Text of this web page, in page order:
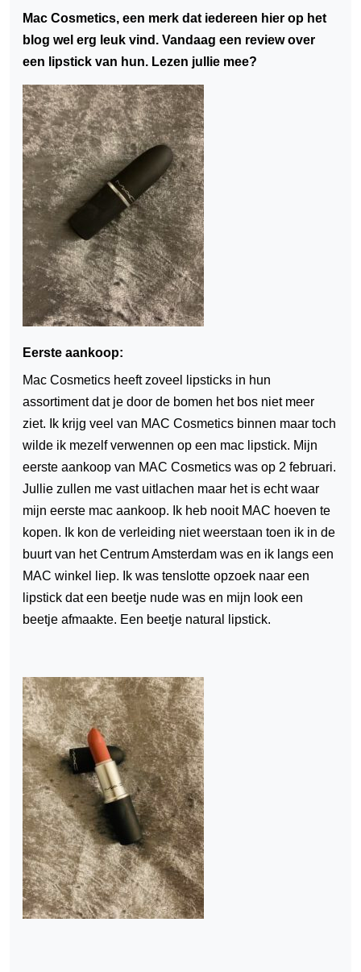
Mac Cosmetics, een merk dat iedereen hier op het
blog wel erg leuk vind. Vandaag een review over
een lipstick van hun. Lezen jullie mee?
Eerste aankoop:
Mac Cosmetics heeft zoveel lipsticks in hun
assortiment dat je door de bomen het bos niet meer
ziet. Ik krijg veel van MAC Cosmetics binnen maar toch
wilde ik mezelf verwennen op een mac lipstick. Mijn
eerste aankoop van MAC Cosmetics was op 2 februari.
Jullie zullen me vast uitlachen maar het is echt waar
mijn eerste mac aankoop. Ik heb nooit MAC hoeven te
kopen. Ik kon de verleiding niet weerstaan toen ik in de
buurt van het Centrum Amsterdam was en ik langs een
MAC winkel liep. Ik was tenslotte opzoek naar een
lipstick dat een beetje nude was en mijn look een
beetje afmaakte. Een beetje natural lipstick.